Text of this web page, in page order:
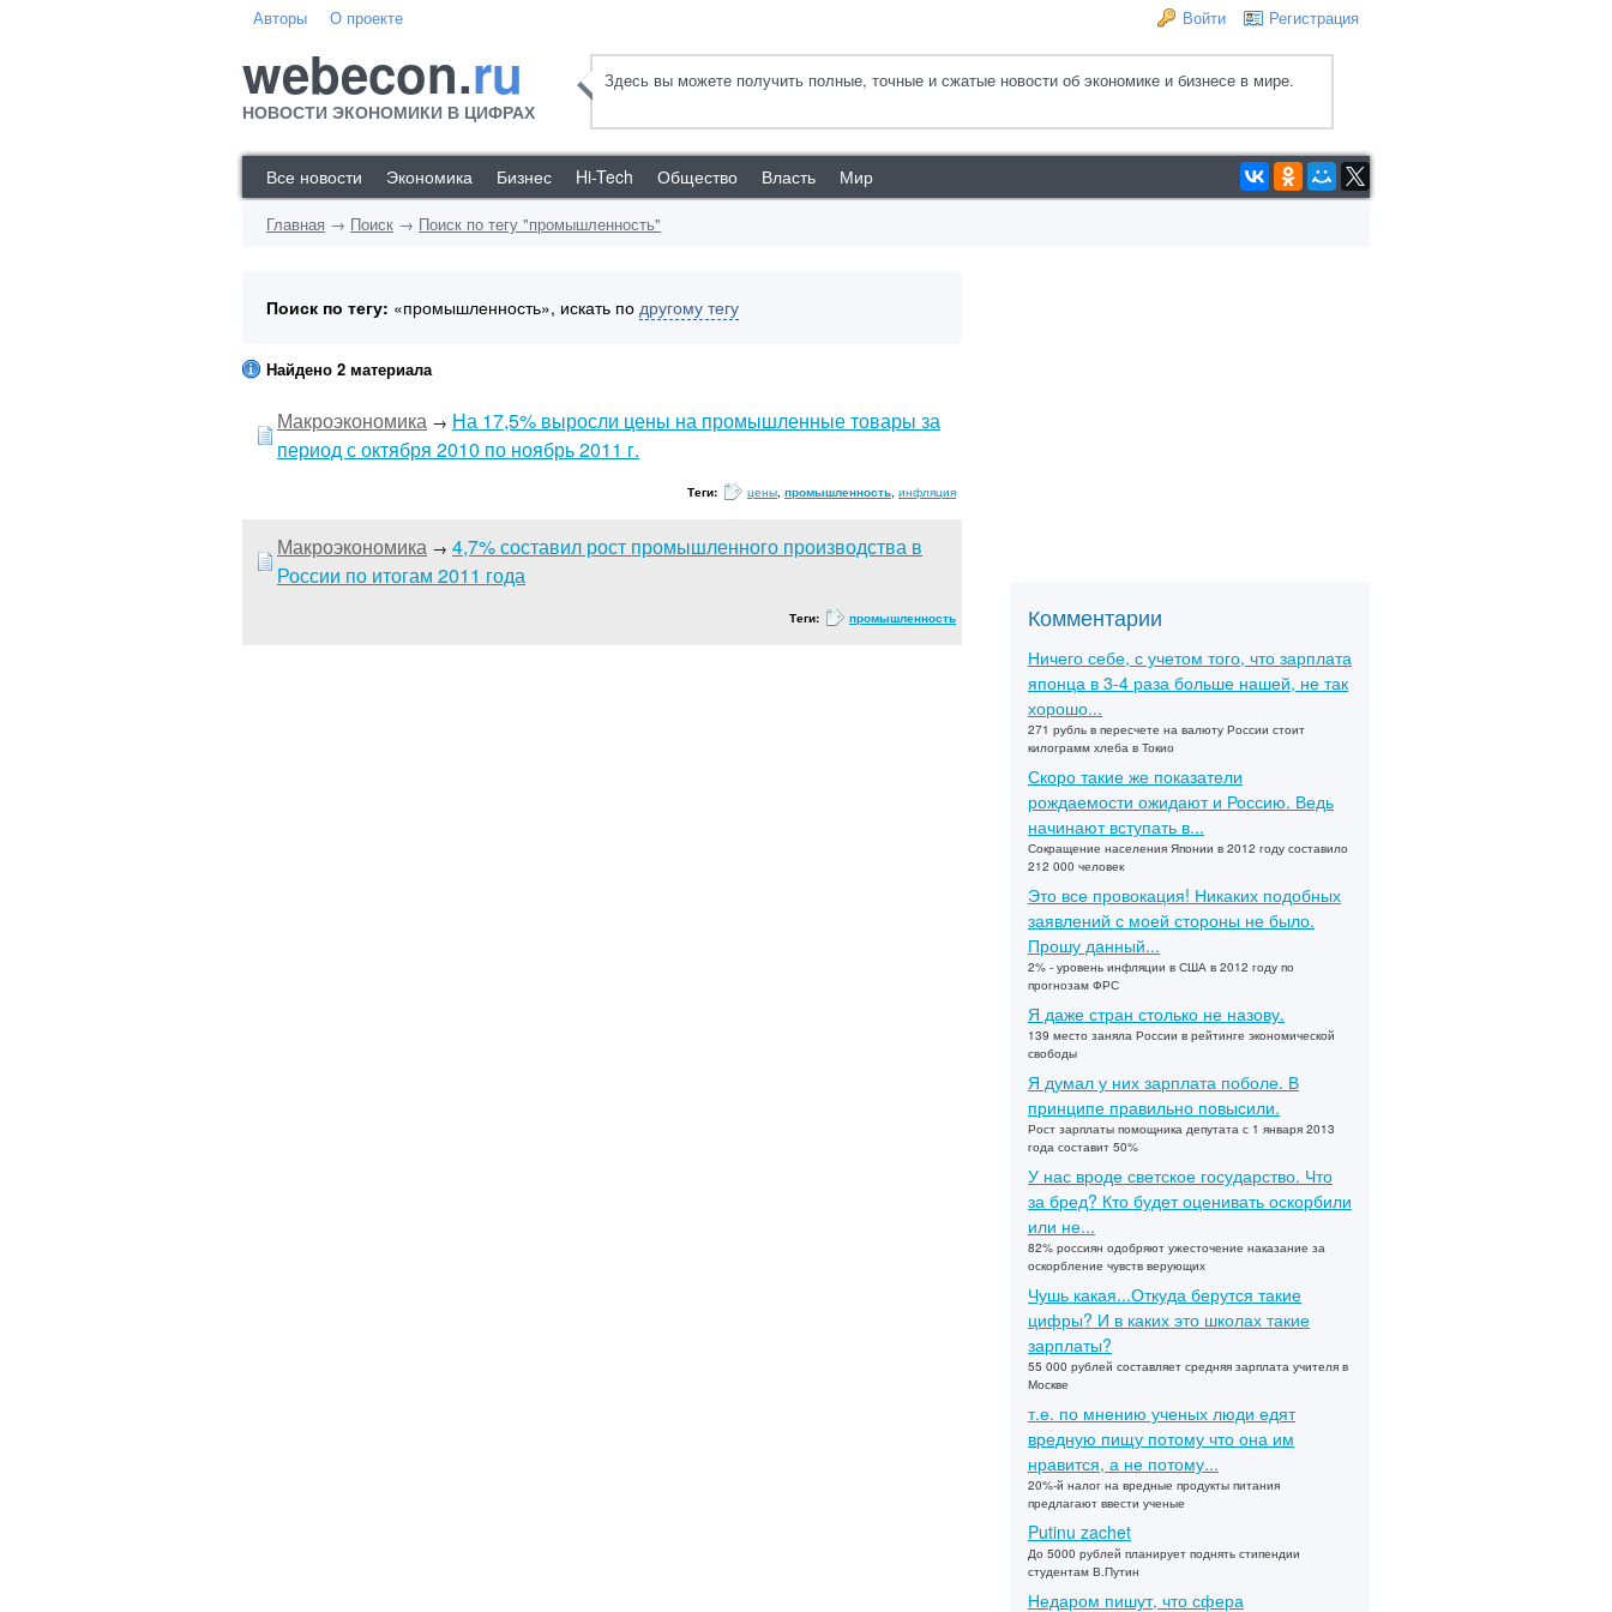
Авторы О проекте Войти Регистрация
webecon.ru
НОВОСТИ ЭКОНОМИКИ В ЦИФРАХ
Здесь вы можете получить полные, точные и сжатые новости об экономике и бизнесе в мире.
Все новости Экономика Бизнес Hi-Tech Общество Власть Мир
Главная → Поиск → Поиск по тегу "промышленность"
Поиск по тегу: «промышленность», искать по другому тегу
Найдено 2 материала
Макроэкономика → На 17,5% выросли цены на промышленные товары за
период с октября 2010 по ноябрь 2011 г.
Теги: цены, промышленность, инфляция
Макроэкономика → 4,7% составил рост промышленного производства в
России по итогам 2011 года
Теги: промышленность Комментарии
Ничего себе, с учетом того, что зарплата
японца в 3-4 раза больше нашей, не так
хорошо...
271 рубль в пересчете на валюту России стоит
килограмм хлеба в Токио
Скоро такие же показатели
рождаемости ожидают и Россию. Ведь
начинают вступать в...
Сокращение населения Японии в 2012 году составило
212 000 человек
Это все провокация! Никаких подобных
заявлений с моей стороны не было.
Прошу данный...
2% - уровень инфляции в США в 2012 году по
прогнозам ФРС
Я даже стран столько не назову.
139 место заняла России в рейтинге экономической
свободы
Я думал у них зарплата поболе. В
принципе правильно повысили.
Рост зарплаты помощника депутата с 1 января 2013
года составит 50%
У нас вроде светское государство. Что
за бред? Кто будет оценивать оскорбили
или не...
82% россиян одобряют ужесточение наказание за
оскорбление чувств верующих
Чушь какая...Откуда берутся такие
цифры? И в каких это школах такие
зарплаты?
55 000 рублей составляет средняя зарплата учителя в
Москве
т.е. по мнению ученых люди едят
вредную пищу потому что она им
нравится, а не потому...
20%-й налог на вредные продукты питания
предлагают ввести ученые
Putinu zachet
До 5000 рублей планирует поднять стипендии
студентам В.Путин
Недаром пишут, что сфера